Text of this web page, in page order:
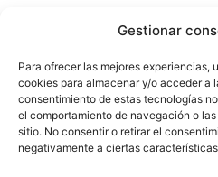
Gestionar
Para ofrecer las mejores experiencias,
cookies para almacenar y/o acceder a
consentimiento de estas tecnologías
el comportamiento de navegación o
sitio. No consentir o retirar el
negativamente a ciertas
duración del servicio y las
personalización. Por ello
personalizados para cada
del Raspeig.